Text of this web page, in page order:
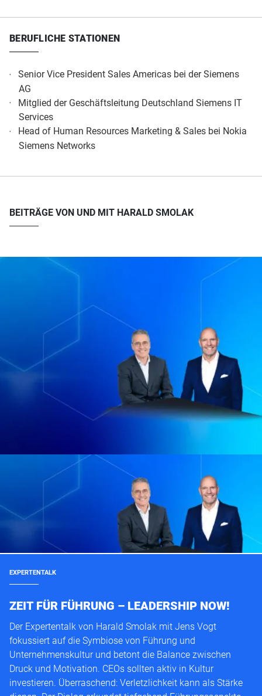
BERUFLICHE STATIONEN
Senior Vice President Sales Americas bei der Siemens
AG
Mitglied der Geschäftsleitung Deutschland Siemens IT
Services
Head of Human Resources Marketing & Sales bei Nokia
Siemens Networks
BEITRÄGE VON UND MIT HARALD SMOLAK
EXPERTENTALK
ZEIT FÜR FÜHRUNG – LEADERSHIP NOW!
Der Expertentalk von Harald Smolak mit Jens Vogt
fokussiert auf die Symbiose von Führung und
Unternehmenskultur und betont die Balance zwischen
Druck und Motivation. CEOs sollten aktiv in Kultur
investieren. Überraschend: Verletzlichkeit kann als Stärke